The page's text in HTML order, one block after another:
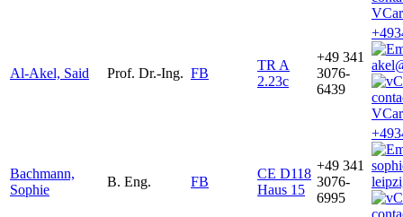
Al-Akel, Said Prof. Dr.-Ing. FB
TR A
2.23c
+49 341
3076-
6439
Bachmann,
Sophie
B. Eng. FB
CE D118
Haus 15
+49 341
3076-
6995